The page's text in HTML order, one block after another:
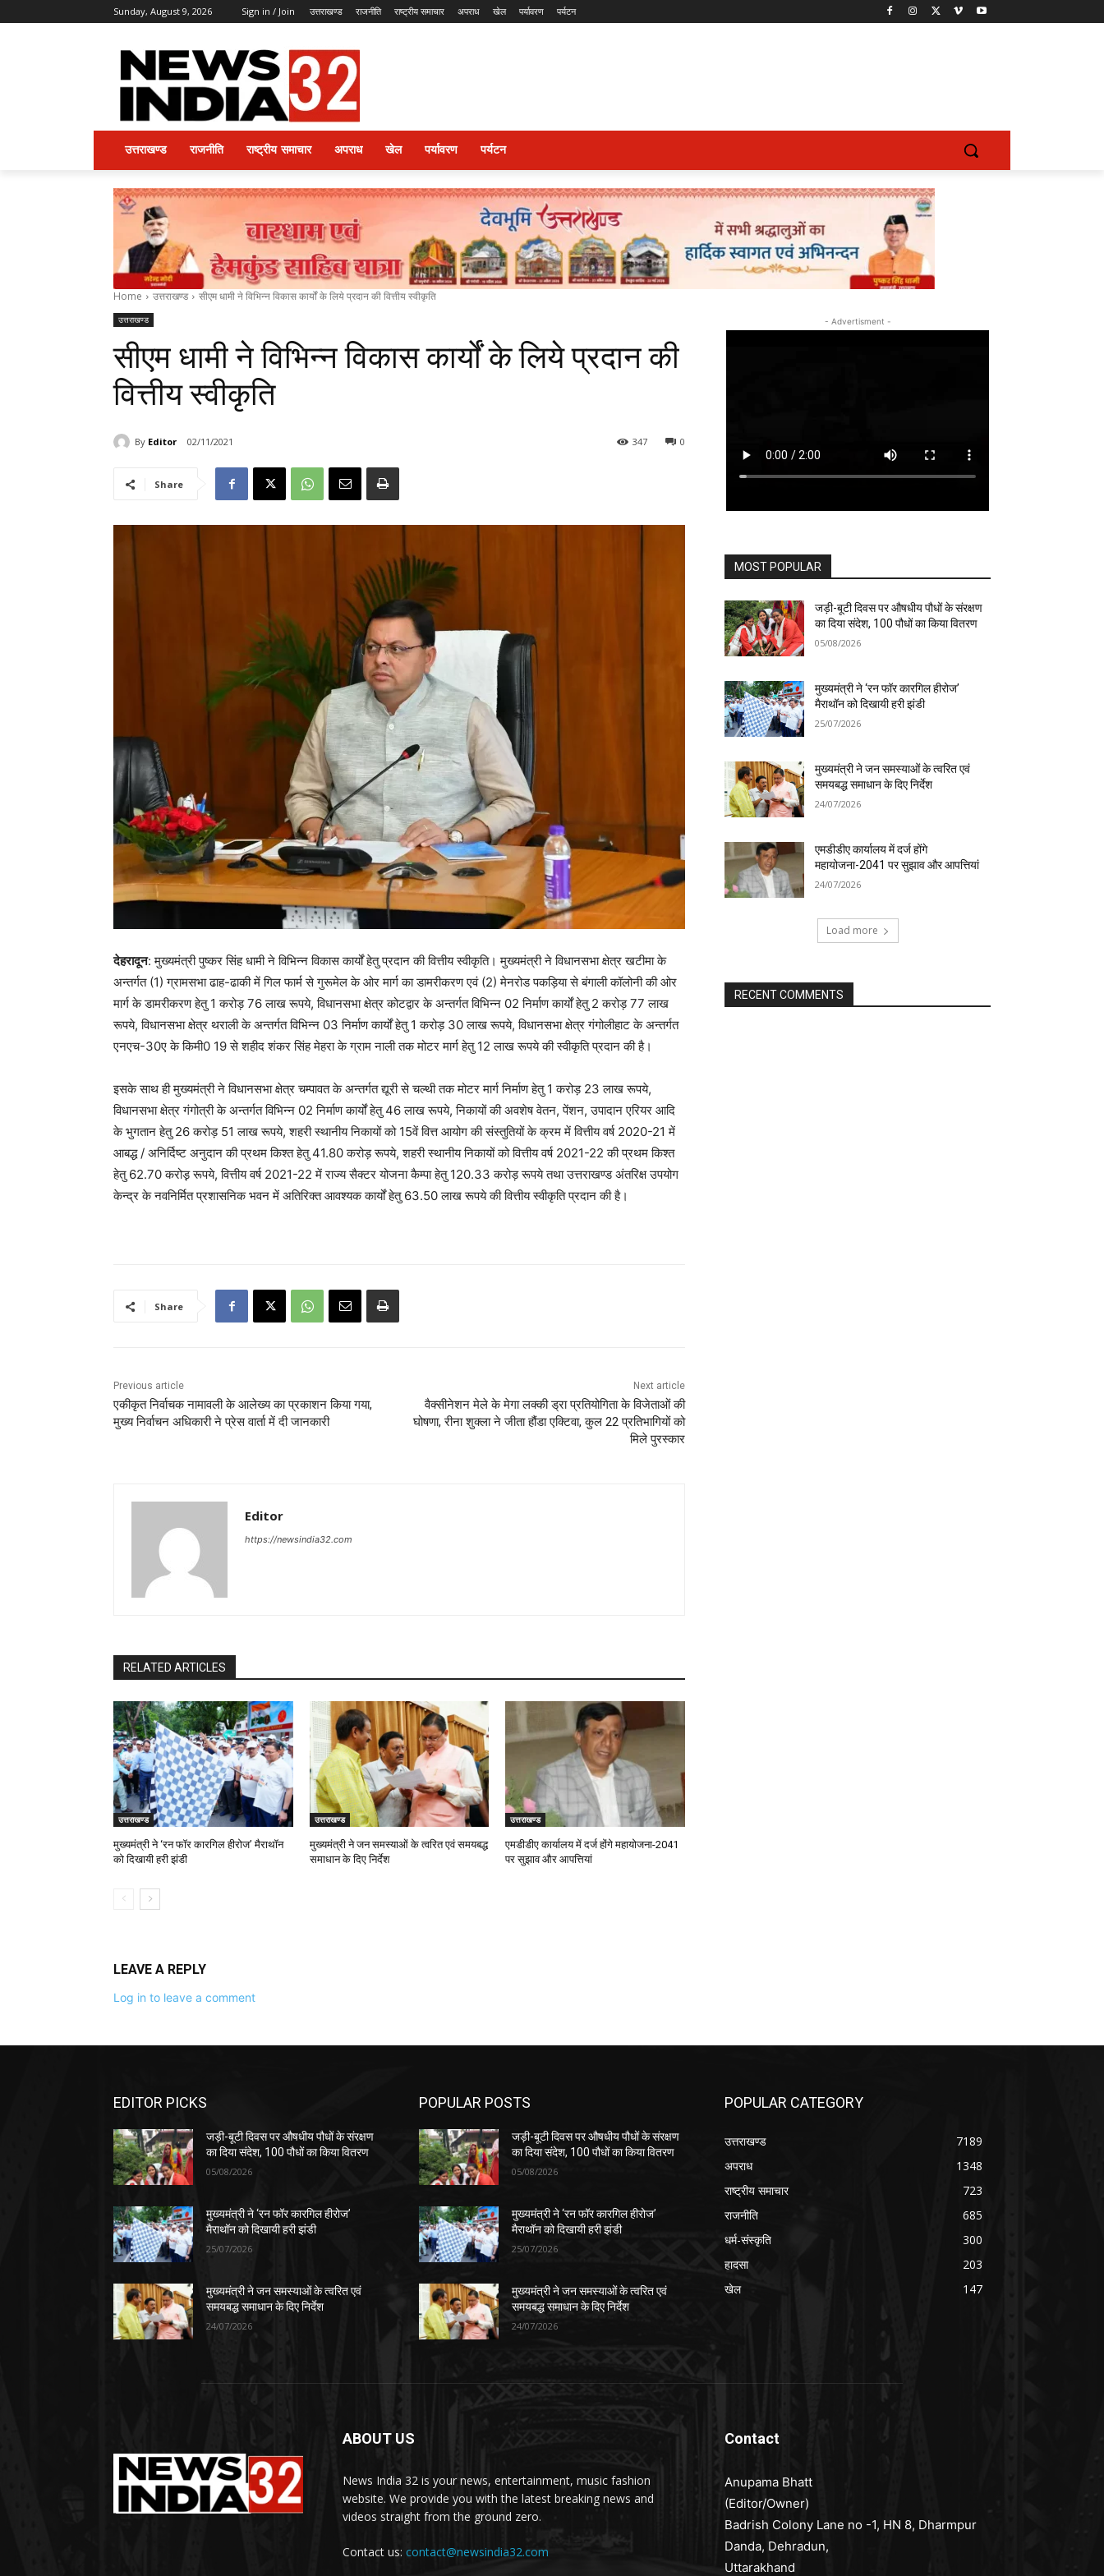
Sunday, August 9, 2026 Sign in / Join उत्तराखण्ड राजनीति राष्ट्रीय समाचार अपराध खेल पर्यावरण पर्यटन
उत्तराखण्ड राजनीति राष्ट्रीय समाचार अपराध खेल पर्यावरण पर्यटन
Home उत्तराखण्ड सीएम धामी ने विभिन्न विकास कार्यों के लिये प्रदान की वित्तीय स्वीकृति
उत्तराखण्ड
सीएम धामी ने विभिन्न विकास कार्यों के लिये प्रदान की
वित्तीय स्वीकृति
By Editor 02/11/2021 0
347
Share
देहरादून: मुख्यमंत्री पुष्कर सिंह धामी ने विभिन्न विकास कार्यों हेतु प्रदान की वित्तीय स्वीकृति। मुख्यमंत्री ने विधानसभा क्षेत्र खटीमा के
अन्तर्गत (1) ग्रामसभा ढाह-ढाकी में गिल फार्म से गुरूमेल के ओर मार्ग का डामरीकरण एवं (2) मेनरोड पकड़िया से बंगाली कॉलोनी की ओर
मार्ग के डामरीकरण हेतु 1 करोड़ 76 लाख रूपये, विधानसभा क्षेत्र कोटद्वार के अन्तर्गत विभिन्न 02 निर्माण कार्यों हेतु 2 करोड़ 77 लाख
रूपये, विधानसभा क्षेत्र थराली के अन्तर्गत विभिन्न 03 निर्माण कार्यों हेतु 1 करोड़ 30 लाख रूपये, विधानसभा क्षेत्र गंगोलीहाट के अन्तर्गत
एनएच-30ए के किमी0 19 से शहीद शंकर सिंह मेहरा के ग्राम नाली तक मोटर मार्ग हेतु 12 लाख रूपये की स्वीकृति प्रदान की है।
इसके साथ ही मुख्यमंत्री ने विधानसभा क्षेत्र चम्पावत के अन्तर्गत द्यूरी से चल्थी तक मोटर मार्ग निर्माण हेतु 1 करोड़ 23 लाख रूपये,
विधानसभा क्षेत्र गंगोत्री के अन्तर्गत विभिन्न 02 निर्माण कार्यों हेतु 46 लाख रूपये, निकायों की अवशेष वेतन, पेंशन, उपादान एरियर आदि
के भुगतान हेतु 26 करोड़ 51 लाख रूपये, शहरी स्थानीय निकायों को 15वें वित्त आयोग की संस्तुतियों के क्रम में वित्तीय वर्ष 2020-21 में
आबद्ध / अनिर्दिष्ट अनुदान की प्रथम किश्त हेतु 41.80 करोड़ रूपये, शहरी स्थानीय निकायों को वित्तीय वर्ष 2021-22 की प्रथम किश्त
हेतु 62.70 करोड़़ रूपये, वित्तीय वर्ष 2021-22 में राज्य सैक्टर योजना कैम्पा हेतु 120.33 करोड़ रूपये तथा उत्तराखण्ड अंतरिक्ष उपयोग
केन्द्र के नवनिर्मित प्रशासनिक भवन में अतिरिक्त आवश्यक कार्यों हेतु 63.50 लाख रूपये की वित्तीय स्वीकृति प्रदान की है।
Share
Previous article
एकीकृत निर्वाचक नामावली के आलेख्य का प्रकाशन किया गया,
मुख्य निर्वाचन अधिकारी ने प्रेस वार्ता में दी जानकारी
Next article
वैक्सीनेशन मेले के मेगा लक्की ड्रा प्रतियोगिता के विजेताओं की
घोषणा, रीना शुक्ला ने जीता हौंडा एक्टिवा, कुल 22 प्रतिभागियों को
मिले पुरस्कार
Editor
https://newsindia32.com
RELATED ARTICLES
उत्तराखण्ड
मुख्यमंत्री ने ‘रन फॉर कारगिल हीरोज’ मैराथॉन
को दिखायी हरी झंडी
उत्तराखण्ड
मुख्यमंत्री ने जन समस्याओं के त्वरित एवं समयबद्ध
समाधान के दिए निर्देश
उत्तराखण्ड
एमडीडीए कार्यालय में दर्ज होंगे महायोजना-2041
पर सुझाव और आपत्तियां
LEAVE A REPLY
Log in to leave a comment
- Advertisment -
MOST POPULAR
जड़ी-बूटी दिवस पर औषधीय पौधों के संरक्षण
का दिया संदेश, 100 पौधों का किया वितरण
05/08/2026
मुख्यमंत्री ने ‘रन फॉर कारगिल हीरोज’
मैराथॉन को दिखायी हरी झंडी
25/07/2026
मुख्यमंत्री ने जन समस्याओं के त्वरित एवं
समयबद्ध समाधान के दिए निर्देश
24/07/2026
एमडीडीए कार्यालय में दर्ज होंगे
महायोजना-2041 पर सुझाव और आपत्तियां
24/07/2026
Load more
RECENT COMMENTS
EDITOR PICKS
जड़ी-बूटी दिवस पर औषधीय पौधों के संरक्षण
का दिया संदेश, 100 पौधों का किया वितरण
05/08/2026
मुख्यमंत्री ने ‘रन फॉर कारगिल हीरोज’
मैराथॉन को दिखायी हरी झंडी
25/07/2026
मुख्यमंत्री ने जन समस्याओं के त्वरित एवं
समयबद्ध समाधान के दिए निर्देश
24/07/2026
POPULAR POSTS
जड़ी-बूटी दिवस पर औषधीय पौधों के संरक्षण
का दिया संदेश, 100 पौधों का किया वितरण
05/08/2026
मुख्यमंत्री ने ‘रन फॉर कारगिल हीरोज’
मैराथॉन को दिखायी हरी झंडी
25/07/2026
मुख्यमंत्री ने जन समस्याओं के त्वरित एवं
समयबद्ध समाधान के दिए निर्देश
24/07/2026
POPULAR CATEGORY
उत्तराखण्ड
7189
अपराध
1348
राष्ट्रीय समाचार
723
राजनीति
685
धर्म-संस्कृति
300
हादसा
203
खेल
147
ABOUT US
News India 32 is your news, entertainment, music fashion
website. We provide you with the latest breaking news and
videos straight from the ground zero.
Contact us: contact@newsindia32.com
Contact
Anupama Bhatt
(Editor/Owner)
Badrish Colony Lane no -1, HN 8, Dharmpur
Danda, Dehradun,
Uttarakhand